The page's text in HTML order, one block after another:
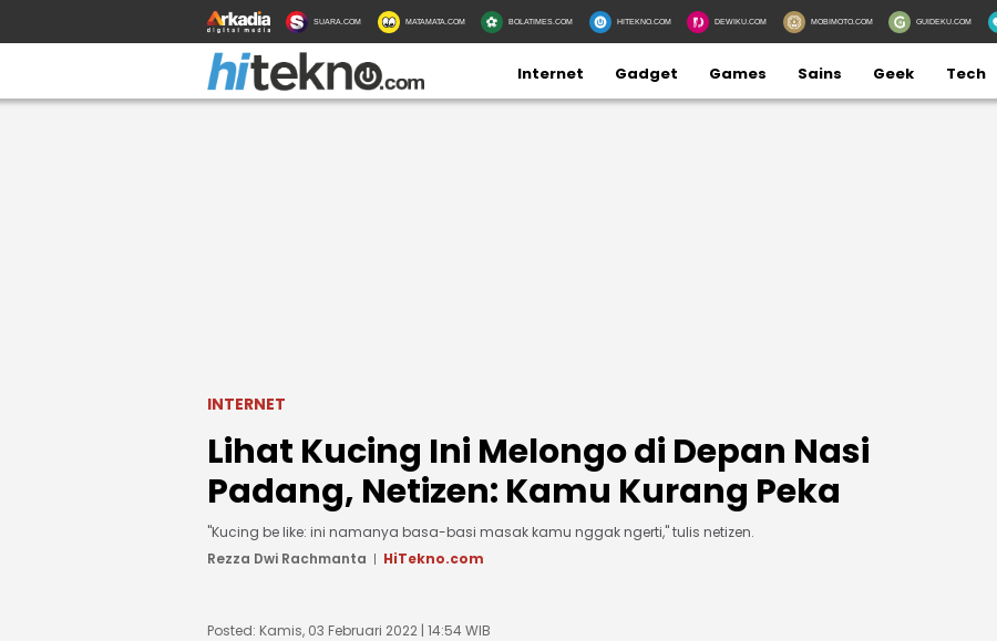
SUARA.COM MATAMATA.COM BOLATIMES.COM HITEKNO.COM DEWIKU.COM MOBIMOTO.COM GUIDEKU.COM
Internet Gadget Games Sains Geek Tech
INTERNET
Lihat Kucing Ini Melongo di Depan Nasi
Padang, Netizen: Kamu Kurang Peka
"Kucing be like: ini namanya basa-basi masak kamu nggak ngerti," tulis netizen.
Rezza Dwi Rachmanta
HiTekno.com
Posted: Kamis, 03 Februari 2022 | 14:54 WIB